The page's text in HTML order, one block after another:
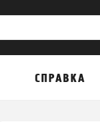
СПРАВКА